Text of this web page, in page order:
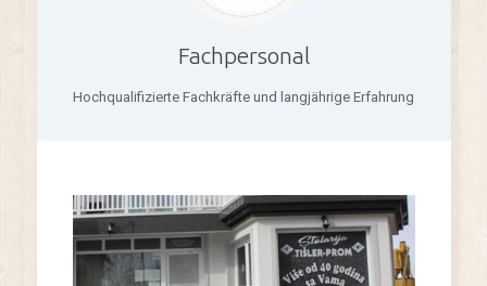
Fachpersonal
Hochqualifizierte Fachkräfte und langjährige Erfahrung